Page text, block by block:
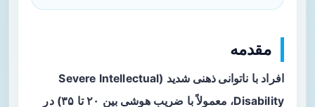
مقدمه
افراد با ناتوانی ذهنی شدید
(Severe Intellectual
Disability، معمولاً با ضریب هوشی بین ۲۰ تا ۳۵) در